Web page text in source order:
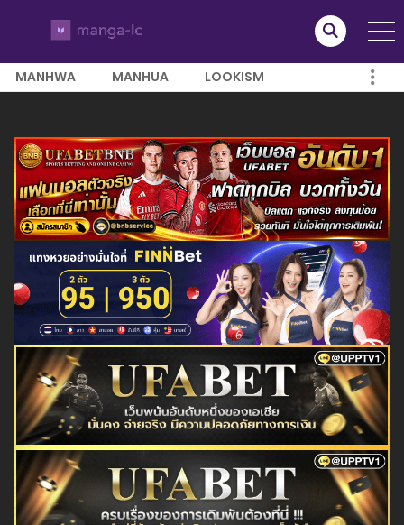
MANHWA MANHUA LOOKISM